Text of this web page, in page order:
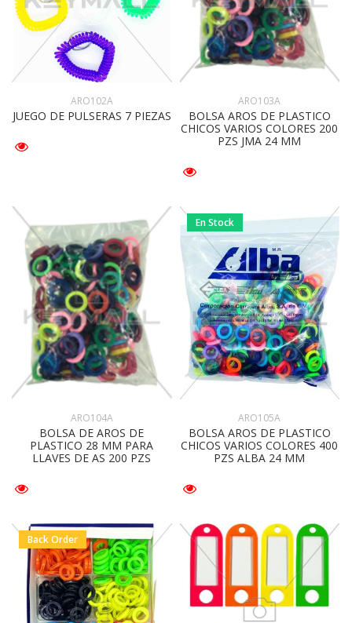
ARO102A
JUEGO DE PULSERAS 7 PIEZAS
ARO103A
BOLSA AROS DE PLASTICO
CHICOS VARIOS COLORES 200
PZS JMA 24 MM
ARO104A
BOLSA DE AROS DE
PLASTICO 28 MM PARA
LLAVES DE AS 200 PZS
En Stock
ARO105A
BOLSA AROS DE PLASTICO
CHICOS VARIOS COLORES 400
PZS ALBA 24 MM
Back Order